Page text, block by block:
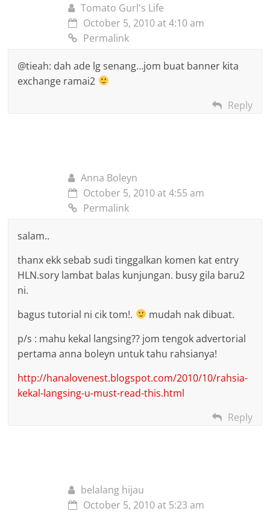
Tomato Gurl's Life
October 5, 2010 at 4:10 am
Permalink
@tieah: dah ade lg senang…jom buat banner kita
exchange ramai2
Reply
Anna Boleyn
October 5, 2010 at 4:55 am
Permalink
salam..
thanx ekk sebab sudi tinggalkan komen kat entry
HLN.sory lambat balas kunjungan. busy gila baru2
ni.
bagus tutorial ni cik tom!.
mudah nak dibuat.
p/s : mahu kekal langsing?? jom tengok advertorial
pertama anna boleyn untuk tahu rahsianya!
http://hanalovenest.blogspot.com/2010/10/rahsia-
kekal-langsing-u-must-read-this.html
Reply
belalang hijau
October 5, 2010 at 5:23 am